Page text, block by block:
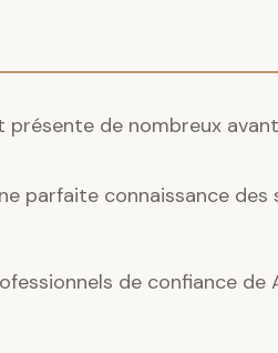
de nombreux
parfaite connaissance
de confiance de